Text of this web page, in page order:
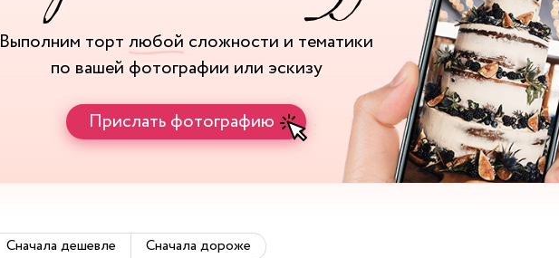
Выполним торт любой сложности и тематики
по вашей фотографии или эскизу
Прислать фотографию
Сначала дешевле Сначала дороже